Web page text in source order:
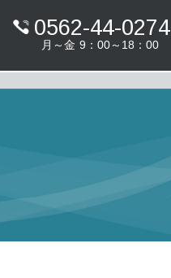
0562-44-0274
月～金 9：00～18：00